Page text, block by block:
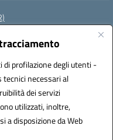
profilazione degli utenti -
necessari al
dei servizi
utilizzati, inoltre,
disposizione da Web
(IPA): istsc_bree02200r